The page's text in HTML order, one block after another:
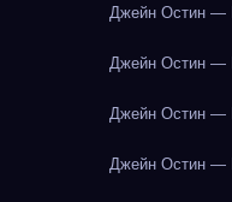
Джейн Остин —
Джейн Остин —
Джейн Остин —
Джейн Остин —